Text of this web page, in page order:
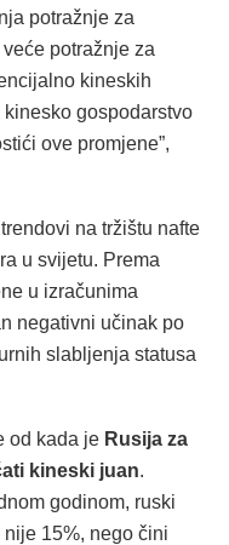
potražnje za
potražnje za
kineskih
gospodarstvo
ove promjene”,
na tržištu nafte
u svijetu. Prema
u izračunima
negativni učinak po
slabljenja statusa
od kada je Rusija za
kineski juan.
godinom, ruski
15%, nego čini